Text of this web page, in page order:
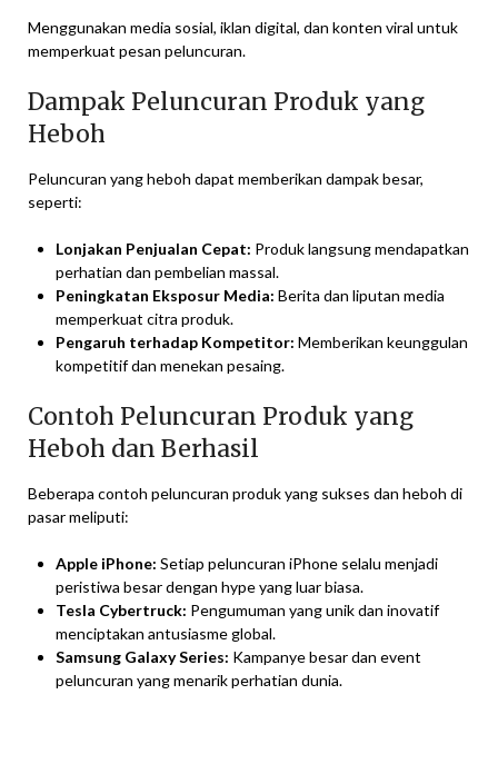
Menggunakan media sosial, iklan digital, dan konten viral untuk
memperkuat pesan peluncuran.
Dampak Peluncuran Produk yang
Heboh
Peluncuran yang heboh dapat memberikan dampak besar,
seperti:
Lonjakan Penjualan Cepat: Produk langsung mendapatkan
perhatian dan pembelian massal.
Peningkatan Eksposur Media: Berita dan liputan media
memperkuat citra produk.
Pengaruh terhadap Kompetitor: Memberikan keunggulan
kompetitif dan menekan pesaing.
Contoh Peluncuran Produk yang
Heboh dan Berhasil
Beberapa contoh peluncuran produk yang sukses dan heboh di
pasar meliputi:
Apple iPhone: Setiap peluncuran iPhone selalu menjadi
peristiwa besar dengan hype yang luar biasa.
Tesla Cybertruck: Pengumuman yang unik dan inovatif
menciptakan antusiasme global.
Samsung Galaxy Series: Kampanye besar dan event
peluncuran yang menarik perhatian dunia.